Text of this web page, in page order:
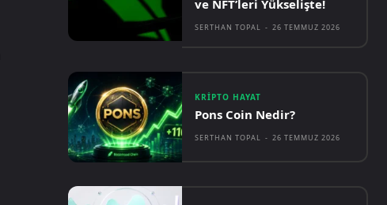
ve NFT’leri Yükselişte!
SERTHAN TOPAL - 26 TEMMUZ 2026
KRIPTO HAYAT
Pons Coin Nedir?
SERTHAN TOPAL - 26 TEMMUZ 2026